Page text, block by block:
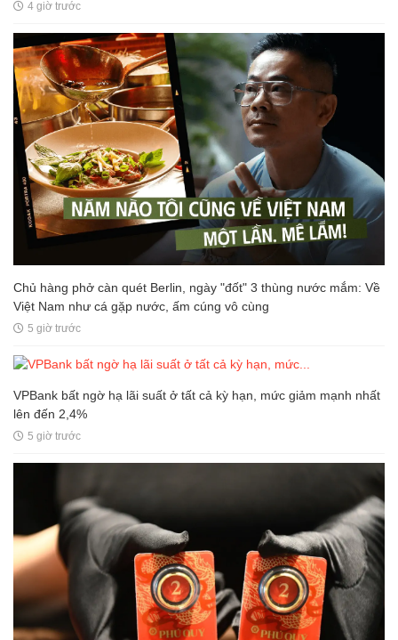
4 giờ trước
Chủ hàng phở càn quét Berlin, ngày "đốt" 3 thùng nước mắm: Về
Việt Nam như cá gặp nước, ấm cúng vô cùng
5 giờ trước
VPBank bất ngờ hạ lãi suất ở tất cả kỳ hạn, mức giảm mạnh nhất
lên đến 2,4%
5 giờ trước